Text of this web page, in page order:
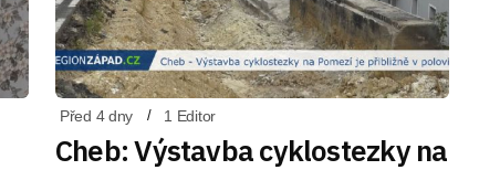
Před 4 dny 1 Editor
Cheb: Výstavba cyklostezky na